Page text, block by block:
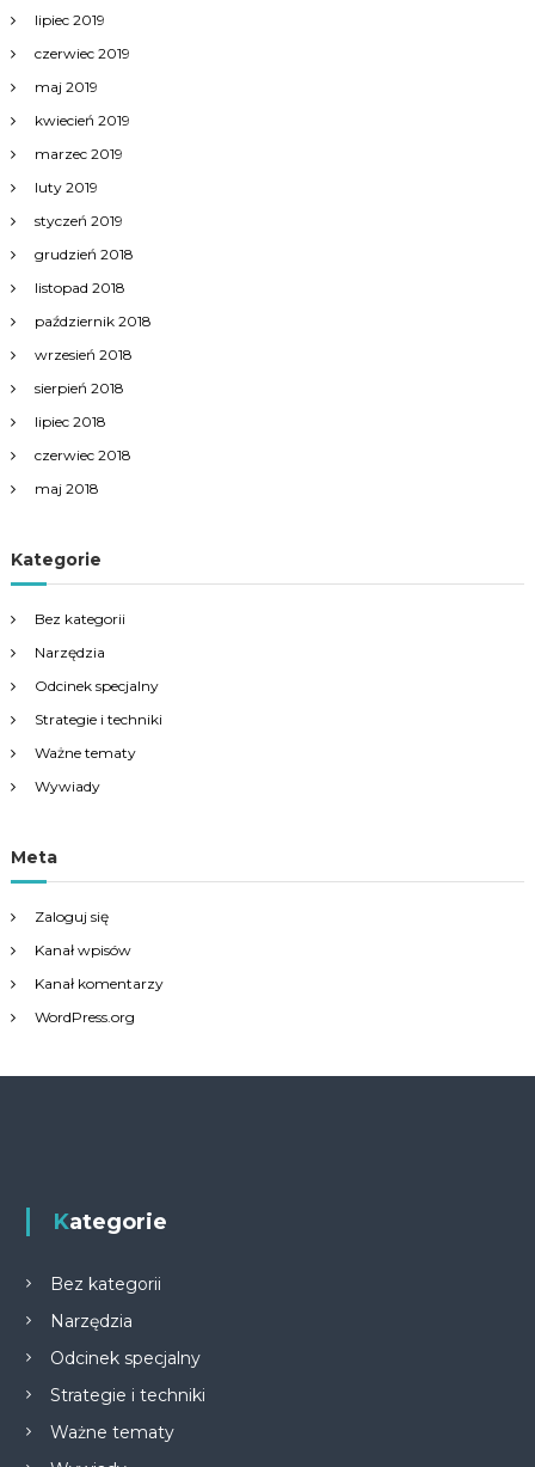
lipiec 2019
czerwiec 2019
maj 2019
kwiecień 2019
marzec 2019
luty 2019
styczeń 2019
grudzień 2018
listopad 2018
październik 2018
wrzesień 2018
sierpień 2018
lipiec 2018
czerwiec 2018
maj 2018
Kategorie
Bez kategorii
Narzędzia
Odcinek specjalny
Strategie i techniki
Ważne tematy
Wywiady
Meta
Zaloguj się
Kanał wpisów
Kanał komentarzy
WordPress.org
Kategorie
Bez kategorii
Narzędzia
Odcinek specjalny
Strategie i techniki
Ważne tematy